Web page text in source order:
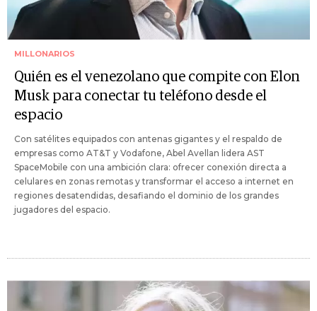
MILLONARIOS
Quién es el venezolano que compite con Elon
Musk para conectar tu teléfono desde el
espacio
Con satélites equipados con antenas gigantes y el respaldo de
empresas como AT&T y Vodafone, Abel Avellan lidera AST
SpaceMobile con una ambición clara: ofrecer conexión directa a
celulares en zonas remotas y transformar el acceso a internet en
regiones desatendidas, desafiando el dominio de los grandes
jugadores del espacio.